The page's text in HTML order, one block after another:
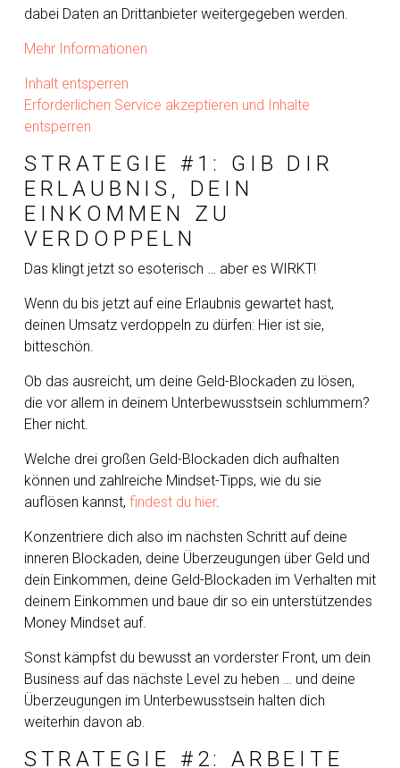
dabei Daten an Drittanbieter weitergegeben werden.
Mehr Informationen
Inhalt entsperren
Erforderlichen Service akzeptieren und Inhalte
entsperren
STRATEGIE #1: GIB DIR
ERLAUBNIS, DEIN
EINKOMMEN ZU
VERDOPPELN
Das klingt jetzt so esoterisch … aber es WIRKT!
Wenn du bis jetzt auf eine Erlaubnis gewartet hast,
deinen Umsatz verdoppeln zu dürfen: Hier ist sie,
bitteschön.
Ob das ausreicht, um deine Geld-Blockaden zu lösen,
die vor allem in deinem Unterbewusstsein schlummern?
Eher nicht.
Welche drei großen Geld-Blockaden dich aufhalten
können und zahlreiche Mindset-Tipps, wie du sie
auflösen kannst, findest du hier.
Konzentriere dich also im nächsten Schritt auf deine
inneren Blockaden, deine Überzeugungen über Geld und
dein Einkommen, deine Geld-Blockaden im Verhalten mit
deinem Einkommen und baue dir so ein unterstützendes
Money Mindset auf.
Sonst kämpfst du bewusst an vorderster Front, um dein
Business auf das nächste Level zu heben … und deine
Überzeugungen im Unterbewusstsein halten dich
weiterhin davon ab.
STRATEGIE #2: ARBEITE